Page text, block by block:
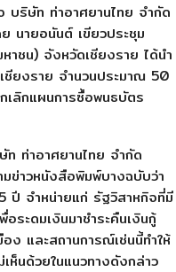
บริษัท ท่าอาศยานไทย จำกัด
นายอนันต์ เขียวประชุม
าชน) จังหวัดเชียงราย ได้นำ
ชียงราย จำนวนประมาณ 50
เลิกแผนการซื้อพนธบัตร
ท่าอาศยานไทย จำกัด
ข่าวหนังสือพิมพ์บางฉบับว่า
ปี จำหน่ายแก่ รัฐวิสาหกิจที่มี
ะดมเงินมาชำระคืนเงินกู้
อง และสถานการณ์เช่นนี้ทำให้
ห็นด้วยในแนวทางดังกล่าว